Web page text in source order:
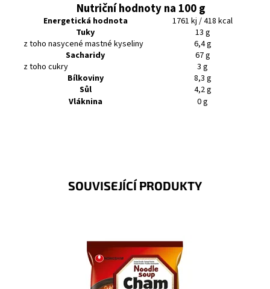
Nutriční hodnoty na 100 g
Energetická hodnota
1761 kj / 418 kcal
Tuky
13 g
z toho nasycené mastné kyseliny
6,4 g
Sacharidy
67 g
z toho cukry
3 g
Bílkoviny
8,3 g
Sůl
4,2 g
Vláknina
0 g
SOUVISEJÍCÍ PRODUKTY
Kvalitní pšeničné nudle v pikantním kořeněném vývaru
skvěle zasytí a výborně se hodí pro každou příležitost.
Skladem